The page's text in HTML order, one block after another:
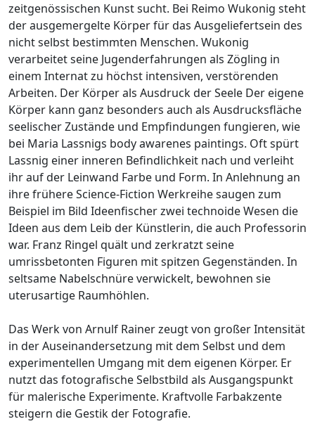
zeitgenössischen Kunst sucht. Bei Reimo Wukonig steht
der ausgemergelte Körper für das Ausgeliefertsein des
nicht selbst bestimmten Menschen. Wukonig
verarbeitet seine Jugenderfahrungen als Zögling in
einem Internat zu höchst intensiven, verstörenden
Arbeiten. Der Körper als Ausdruck der Seele Der eigene
Körper kann ganz besonders auch als Ausdrucksfläche
seelischer Zustände und Empfindungen fungieren, wie
bei Maria Lassnigs body awarenes paintings. Oft spürt
Lassnig einer inneren Befindlichkeit nach und verleiht
ihr auf der Leinwand Farbe und Form. In Anlehnung an
ihre frühere Science-Fiction Werkreihe saugen zum
Beispiel im Bild Ideenfischer zwei technoide Wesen die
Ideen aus dem Leib der Künstlerin, die auch Professorin
war. Franz Ringel quält und zerkratzt seine
umrissbetonten Figuren mit spitzen Gegenständen. In
seltsame Nabelschnüre verwickelt, bewohnen sie
uterusartige Raumhöhlen.
Das Werk von Arnulf Rainer zeugt von großer Intensität
in der Auseinandersetzung mit dem Selbst und dem
experimentellen Umgang mit dem eigenen Körper. Er
nutzt das fotografische Selbstbild als Ausgangspunkt
für malerische Experimente. Kraftvolle Farbakzente
steigern die Gestik der Fotografie.